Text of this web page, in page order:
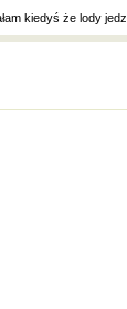
kiedyś że lody